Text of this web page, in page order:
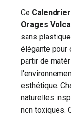
Ce
Orages
sans
élégante pour
partir de
esthétique.
naturelles
non toxiques.